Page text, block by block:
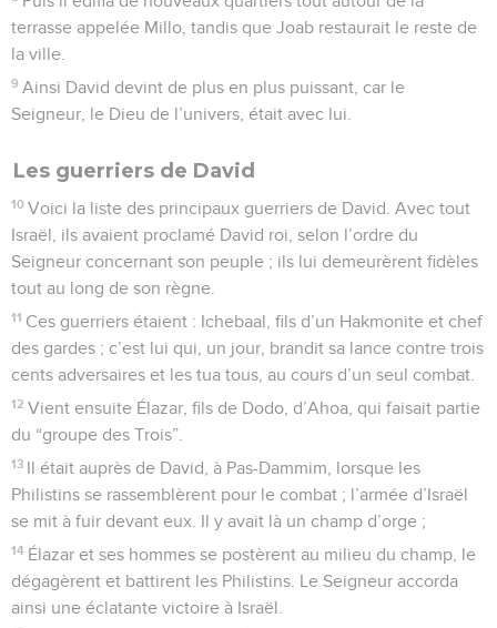
terrasse appelée Millo, tandis que Joab restaurait le reste de
la ville.
9 Ainsi David devint de plus en plus puissant, car le
Seigneur, le Dieu de l’univers, était avec lui.
Les guerriers de David
10 Voici la liste des principaux guerriers de David. Avec tout
Israël, ils avaient proclamé David roi, selon l’ordre du
Seigneur concernant son peuple ; ils lui demeurèrent fidèles
tout au long de son règne.
11 Ces guerriers étaient : Ichebaal, fils d’un Hakmonite et chef
des gardes ; c’est lui qui, un jour, brandit sa lance contre trois
cents adversaires et les tua tous, au cours d’un seul combat.
12 Vient ensuite Élazar, fils de Dodo, d’Ahoa, qui faisait partie
du “groupe des Trois”.
13 Il était auprès de David, à Pas-Dammim, lorsque les
Philistins se rassemblèrent pour le combat ; l’armée d’Israël
se mit à fuir devant eux. Il y avait là un champ d’orge ;
14 Élazar et ses hommes se postèrent au milieu du champ, le
dégagèrent et battirent les Philistins. Le Seigneur accorda
ainsi une éclatante victoire à Israël.